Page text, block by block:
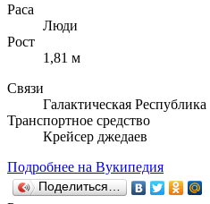
Раса
Люди
Рост
1,81 м
Связи
Галактическая Республика
Транспортное средство
Крейсер джедаев
Подробнее на Вукипедия
Поделиться…